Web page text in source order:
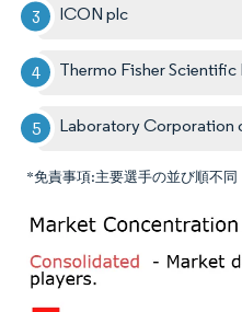
ICON plc
Thermo Fisher Scientific
Laboratory Corporation
*免責事項:主要選手の並び順不同